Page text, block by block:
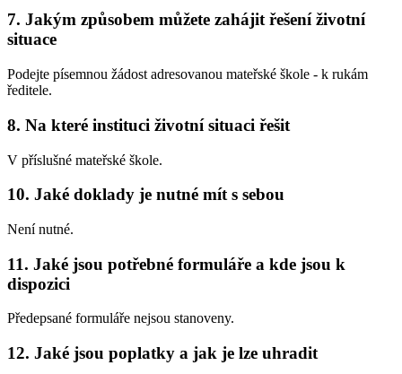
7. Jakým způsobem můžete zahájit řešení životní
situace
Podejte písemnou žádost adresovanou mateřské škole - k rukám
ředitele.
8. Na které instituci životní situaci řešit
V příslušné mateřské škole.
10. Jaké doklady je nutné mít s sebou
Není nutné.
11. Jaké jsou potřebné formuláře a kde jsou k
dispozici
Předepsané formuláře nejsou stanoveny.
12. Jaké jsou poplatky a jak je lze uhradit